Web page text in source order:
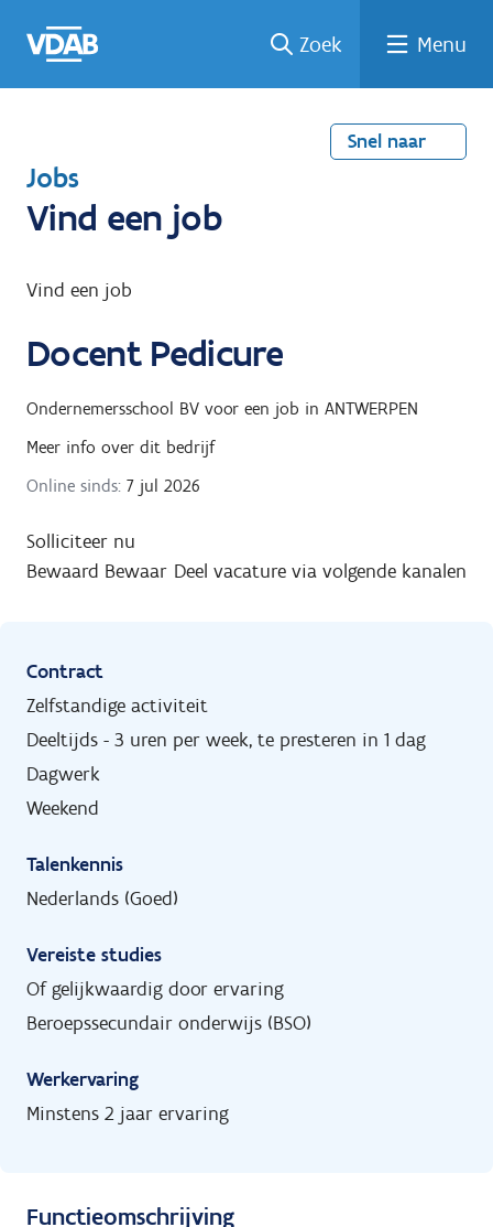
naar
een
een
job
naar
Zoek Menu
Snel naar
T
e
u
n
a
r
Jobs
Vind een job
Vind een job
Docent Pedicure
Ondernemersschool BV voor een job in ANTWERPEN
Meer info over dit bedrijf
Online sinds: 7 jul 2026
Solliciteer nu
Bewaard Bewaar Deel vacature via volgende kanalen
Contract
Zelfstandige activiteit
Deeltijds - 3 uren per week, te presteren in 1 dag
Dagwerk
Weekend
Talenkennis
Nederlands (Goed)
Vereiste studies
Of gelijkwaardig door ervaring
Beroepssecundair onderwijs (BSO)
Werkervaring
Minstens 2 jaar ervaring
Functieomschrijving